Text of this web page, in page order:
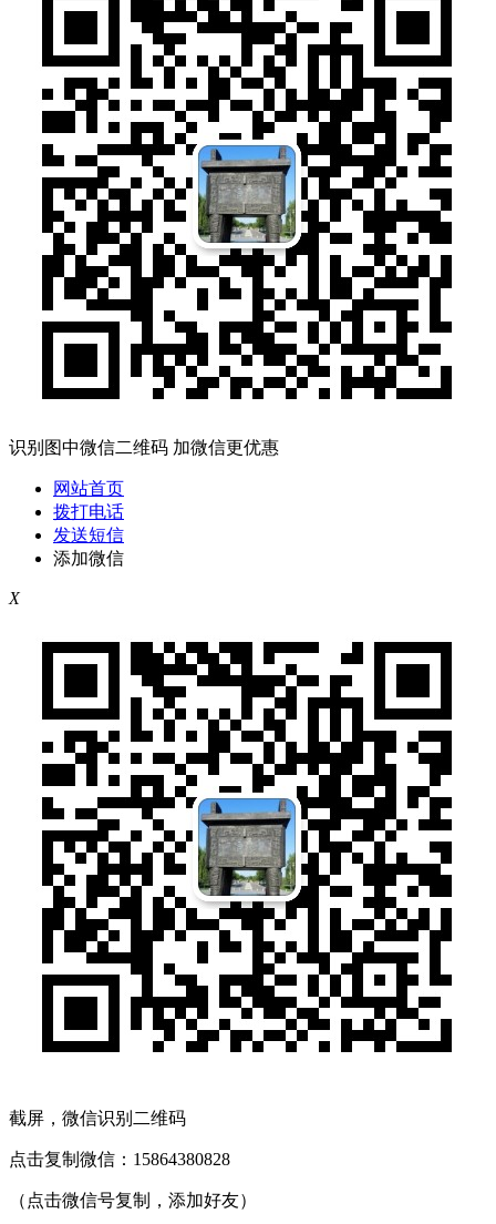
识别图中微信二维码 加微信更优惠
网站首页
拨打电话
发送短信
添加微信
X
截屏，微信识别二维码
点击复制微信：15864380828
（点击微信号复制，添加好友）